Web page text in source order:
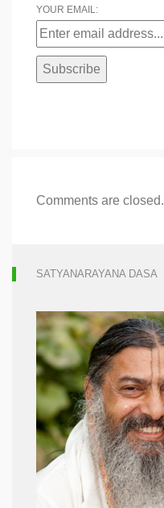
YOUR EMAIL:
Comments are closed.
SATYANARAYANA DASA